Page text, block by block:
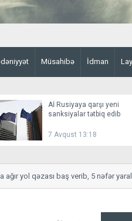
Müsahibə İdman
Aİ Rusiyaya qarşı yeni
sanksiyalar tətbiq edib
7 Avqust 13:18
yol qəzası baş verib, 5 nəfər